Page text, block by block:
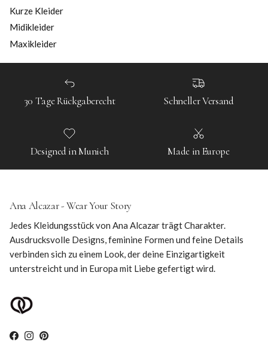
Kurze Kleider
Midikleider
Maxikleider
30 Tage Rückgaberecht Schneller Versand
Designed in Munich Made in Europe
Ana Alcazar - Wear Your Story
Jedes Kleidungsstück von Ana Alcazar trägt Charakter.
Ausdrucksvolle Designs, feminine Formen und feine Details
verbinden sich zu einem Look, der deine Einzigartigkeit
unterstreicht und in Europa mit Liebe gefertigt wird.
Facebook
Instagram
Pinterest